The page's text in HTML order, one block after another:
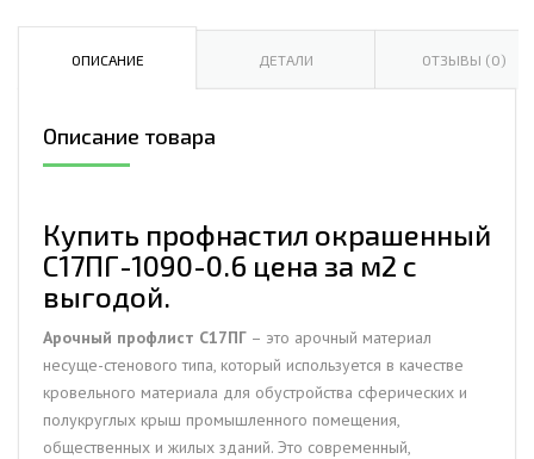
окрашенный
С17ПГ-1090-
ОПИСАНИЕ ДЕТАЛИ ОТЗЫВЫ (0)
Описание товара
Купить профнастил окрашенный
С17ПГ-1090-0.6 цена за м2 с
выгодой.
Арочный профлист С17ПГ – это арочный материал
несуще-стенового типа, который используется в качестве
кровельного материала для обустройства сферических и
полукруглых крыш промышленного помещения,
общественных и жилых зданий. Это современный,